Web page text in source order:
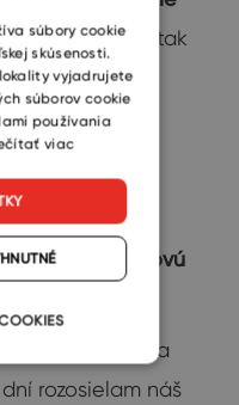
polí– je tak
čo hľadáme.
e-mailovú
pozvánky na
rozosielam náš
SLOVAK
súbory cookie
skúsenosti.
vyjadrujete
súborov cookie
používania
viac